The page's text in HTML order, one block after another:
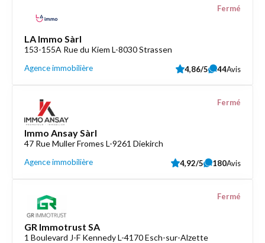
LA Immo Sàrl
153-155A Rue du Kiem L-8030 Strassen
Agence immobilière
Fermé
4,86/5 44Avis
Immo Ansay Sàrl
47 Rue Muller Fromes L-9261 Diekirch
Agence immobilière
Fermé
4,92/5 180Avis
GR Immotrust SA
1 Boulevard J-F Kennedy L-4170 Esch-sur-Alzette
Fermé